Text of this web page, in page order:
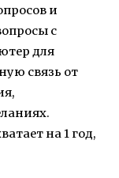
и
с
для
связь от
на 1 год,